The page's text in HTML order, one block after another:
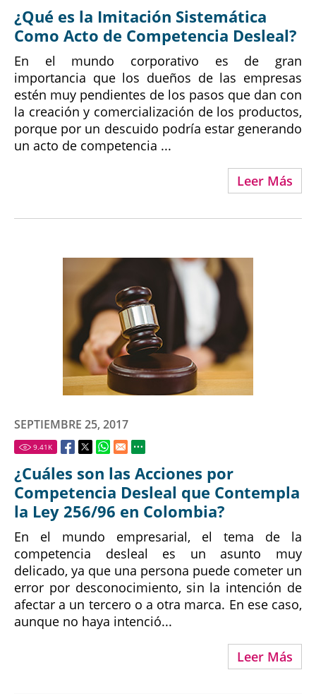
¿Qué es la Imitación Sistemática
Como Acto de Competencia Desleal?
En el mundo corporativo es de gran
importancia que los dueños de las empresas
estén muy pendientes de los pasos que dan con
la creación y comercialización de los productos,
porque por un descuido podría estar generando
un acto de competencia ...
Leer Más
SEPTIEMBRE 25, 2017
9.41 K
¿Cuáles son las Acciones por
Competencia Desleal que Contempla
la Ley 256/96 en Colombia?
En el mundo empresarial, el tema de la
competencia desleal es un asunto muy
delicado, ya que una persona puede cometer un
error por desconocimiento, sin la intención de
afectar a un tercero o a otra marca. En ese caso,
aunque no haya intenció...
Leer Más